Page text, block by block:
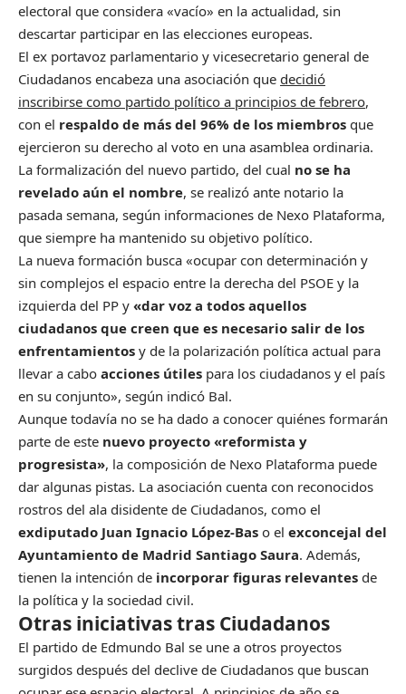
electoral que considera «vacío» en la actualidad, sin
descartar participar en las elecciones europeas.
El ex portavoz parlamentario y vicesecretario general de
Ciudadanos encabeza una asociación que decidió
inscribirse como partido político a principios de febrero,
con el respaldo de más del 96% de los miembros que
ejercieron su derecho al voto en una asamblea ordinaria.
La formalización del nuevo partido, del cual no se ha
revelado aún el nombre, se realizó ante notario la
pasada semana, según informaciones de Nexo Plataforma,
que siempre ha mantenido su objetivo político.
La nueva formación busca «ocupar con determinación y
sin complejos el espacio entre la derecha del PSOE y la
izquierda del PP y «dar voz a todos aquellos
ciudadanos que creen que es necesario salir de los
enfrentamientos y de la polarización política actual para
llevar a cabo acciones útiles para los ciudadanos y el país
en su conjunto», según indicó Bal.
Aunque todavía no se ha dado a conocer quiénes formarán
parte de este nuevo proyecto «reformista y
progresista», la composición de Nexo Plataforma puede
dar algunas pistas. La asociación cuenta con reconocidos
rostros del ala disidente de Ciudadanos, como el
exdiputado Juan Ignacio López-Bas o el exconcejal del
Ayuntamiento de Madrid Santiago Saura. Además,
tienen la intención de incorporar figuras relevantes de
la política y la sociedad civil.
Otras iniciativas tras Ciudadanos
El partido de Edmundo Bal se une a otros proyectos
surgidos después del declive de Ciudadanos que buscan